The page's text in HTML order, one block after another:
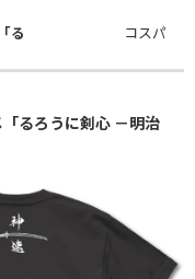
る
コスパ
るろうに剣心 －明治